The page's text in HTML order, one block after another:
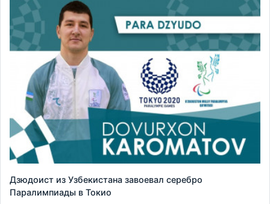
Дзюдоист из Узбекистана завоевал серебро
Паралимпиады в Токио